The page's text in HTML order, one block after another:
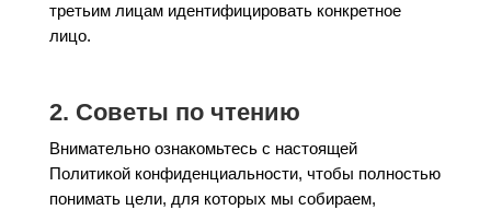
третьим лицам идентифицировать конкретное
лицо.
2. Советы по чтению
Внимательно ознакомьтесь с настоящей
Политикой конфиденциальности, чтобы полностью
понимать цели, для которых мы собираем,